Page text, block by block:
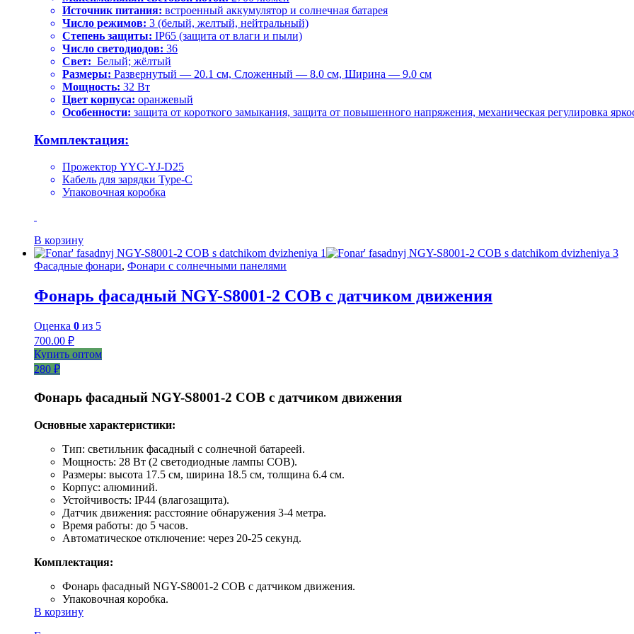
Источник питания: встроенный аккумулятор и солнечная батарея
Число режимов: 3 (белый, желтый, нейтральный)
Степень защиты: IP65 (защита от влаги и пыли)
Число светодиодов: 36
Свет: Белый; жёлтый
Размеры: Развернутый — 20.1 см, Сложенный — 8.0 см, Ширина — 9.0 см
Мощность: 32 Вт
Цвет корпуса: оранжевый
Особенности: защита от короткого замыкания, защита от повышенного напряжения, механическая регулировка
Комплектация:
Прожектор YYC-YJ-D25
Кабель для зарядки Type-C
Упаковочная коробка
В корзину
Фасадные фонари, Фонари с солнечными панелями
Фонарь фасадный NGY-S8001-2 COB с датчиком движения
Оценка 0 из 5
700.00 ₽
Купить оптом
280 ₽
Фонарь фасадный NGY-S8001-2 COB с датчиком движения
Основные характеристики:
Тип: светильник фасадный с солнечной батареей.
Мощность: 28 Вт (2 светодиодные лампы COB).
Размеры: высота 17.5 см, ширина 18.5 см, толщина 6.4 см.
Корпус: алюминий.
Устойчивость: IP44 (влагозащита).
Датчик движения: расстояние обнаружения 3-4 метра.
Время работы: до 5 часов.
Автоматическое отключение: через 20-25 секунд.
Комплектация:
Фонарь фасадный NGY-S8001-2 COB с датчиком движения.
Упаковочная коробка.
В корзину